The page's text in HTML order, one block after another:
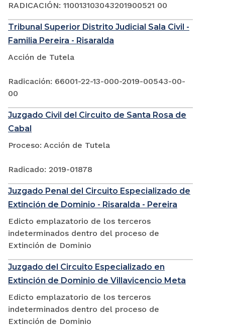
RADICACIÓN: 110013103043201900521 00
Tribunal Superior Distrito Judicial Sala Civil -
Familia Pereira - Risaralda
Acción de Tutela
Radicación: 66001-22-13-000-2019-00543-00-
00
Juzgado Civil del Circuito de Santa Rosa de
Cabal
Proceso: Acción de Tutela
Radicado: 2019-01878
Juzgado Penal del Circuito Especializado de
Extinción de Dominio - Risaralda - Pereira
Edicto emplazatorio de los terceros
indeterminados dentro del proceso de
Extinción de Dominio
Juzgado del Circuito Especializado en
Extinción de Dominio de Villavicencio Meta
Edicto emplazatorio de los terceros
indeterminados dentro del proceso de
Extinción de Dominio